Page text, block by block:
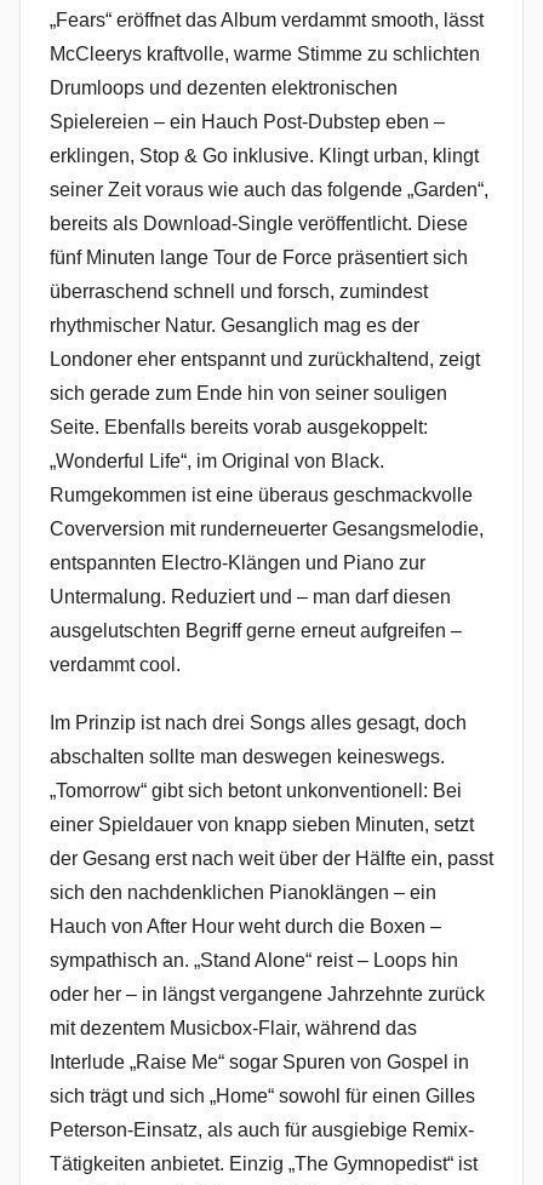
„Fears“ eröffnet das Album verdammt smooth, lässt
McCleerys kraftvolle, warme Stimme zu schlichten
Drumloops und dezenten elektronischen
Spielereien – ein Hauch Post-Dubstep eben –
erklingen, Stop & Go inklusive. Klingt urban, klingt
seiner Zeit voraus wie auch das folgende „Garden“,
bereits als Download-Single veröffentlicht. Diese
fünf Minuten lange Tour de Force präsentiert sich
überraschend schnell und forsch, zumindest
rhythmischer Natur. Gesanglich mag es der
Londoner eher entspannt und zurückhaltend, zeigt
sich gerade zum Ende hin von seiner souligen
Seite. Ebenfalls bereits vorab ausgekoppelt:
„Wonderful Life“, im Original von Black.
Rumgekommen ist eine überaus geschmackvolle
Coverversion mit runderneuerter Gesangsmelodie,
entspannten Electro-Klängen und Piano zur
Untermalung. Reduziert und – man darf diesen
ausgelutschten Begriff gerne erneut aufgreifen –
verdammt cool.
Im Prinzip ist nach drei Songs alles gesagt, doch
abschalten sollte man deswegen keineswegs.
„Tomorrow“ gibt sich betont unkonventionell: Bei
einer Spieldauer von knapp sieben Minuten, setzt
der Gesang erst nach weit über der Hälfte ein, passt
sich den nachdenklichen Pianoklängen – ein
Hauch von After Hour weht durch die Boxen –
sympathisch an. „Stand Alone“ reist – Loops hin
oder her – in längst vergangene Jahrzehnte zurück
mit dezentem Musicbox-Flair, während das
Interlude „Raise Me“ sogar Spuren von Gospel in
sich trägt und sich „Home“ sowohl für einen Gilles
Peterson-Einsatz, als auch für ausgiebige Remix-
Tätigkeiten anbietet. Einzig „The Gymnopedist“ ist